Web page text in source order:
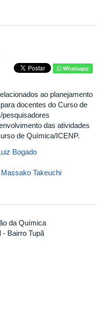
Whatsapp
ao planejamento
docentes do Curso de
das atividades
de Química/ICENP.
Bogado
Takeuchi
da Química
- Bairro Tupã